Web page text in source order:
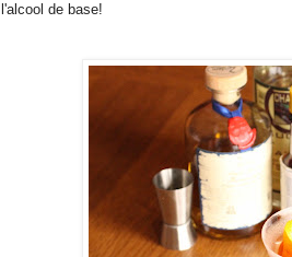
l'alcool de base!